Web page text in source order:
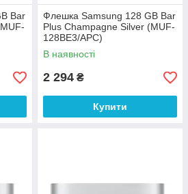
Bar
Флешка Samsung 128 GB Bar
Plus Champagne Silver (MUF-
128BE3/APC)
В наявності
2 294 ₴
Купити